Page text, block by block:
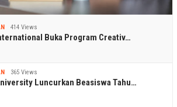
414 Views
Buka Program Creativ…
365 Views
Luncurkan Beasiswa Tahu…